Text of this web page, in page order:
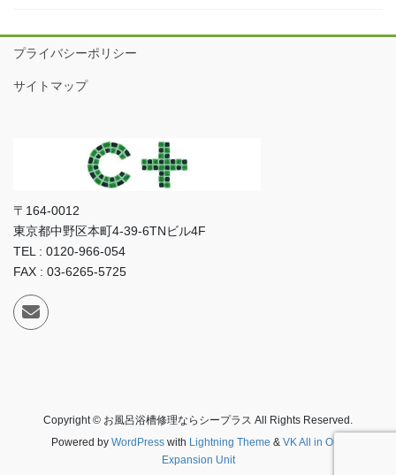
プライバシーポリシー
サイトマップ
〒164-0012
東京都中野区本町4-39-6TNビル4F
TEL : 0120-966-054
FAX : 03-6265-5725
Copyright © お風呂浴槽修理ならシープラス All Rights Reserved.
Powered by WordPresswith Lightning Theme & VK All in One
Expansion Unit